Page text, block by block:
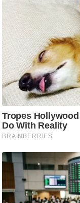
सा
म
यि
मा
तृ
भू
मि
स्तं
भ
ए
म
आ